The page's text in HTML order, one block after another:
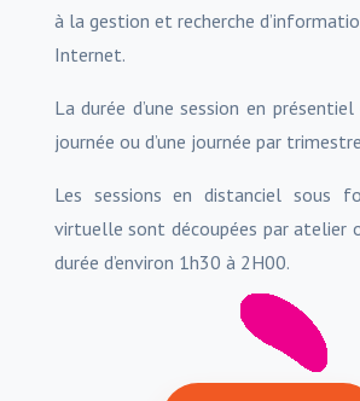
à la gestion et recherche
Internet.
La durée d’une session en présentiel
journée ou d’une journée par
Les sessions en distanciel sous
virtuelle sont découpées par atelier
durée d’environ 1h30 à 2H00.